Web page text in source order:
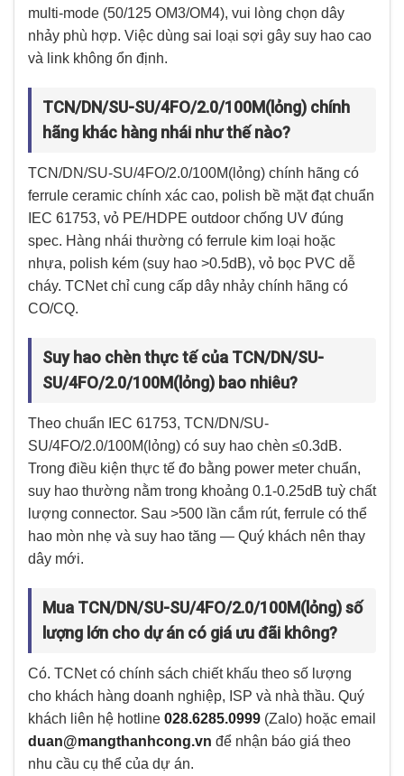
multi-mode (50/125 OM3/OM4), vui lòng chọn dây
nhảy phù hợp. Việc dùng sai loại sợi gây suy hao cao
và link không ổn định.
TCN/DN/SU-SU/4FO/2.0/100M(lỏng) chính
hãng khác hàng nhái như thế nào?
TCN/DN/SU-SU/4FO/2.0/100M(lỏng) chính hãng có
ferrule ceramic chính xác cao, polish bề mặt đạt chuẩn
IEC 61753, vỏ PE/HDPE outdoor chống UV đúng
spec. Hàng nhái thường có ferrule kim loại hoặc
nhựa, polish kém (suy hao >0.5dB), vỏ bọc PVC dễ
cháy. TCNet chỉ cung cấp dây nhảy chính hãng có
CO/CQ.
Suy hao chèn thực tế của TCN/DN/SU-
SU/4FO/2.0/100M(lỏng) bao nhiêu?
Theo chuẩn IEC 61753, TCN/DN/SU-
SU/4FO/2.0/100M(lỏng) có suy hao chèn ≤0.3dB.
Trong điều kiện thực tế đo bằng power meter chuẩn,
suy hao thường nằm trong khoảng 0.1-0.25dB tuỳ chất
lượng connector. Sau >500 lần cắm rút, ferrule có thể
hao mòn nhẹ và suy hao tăng — Quý khách nên thay
dây mới.
Mua TCN/DN/SU-SU/4FO/2.0/100M(lỏng) số
lượng lớn cho dự án có giá ưu đãi không?
Có. TCNet có chính sách chiết khấu theo số lượng
cho khách hàng doanh nghiệp, ISP và nhà thầu. Quý
khách liên hệ hotline 028.6285.0999 (Zalo) hoặc email
duan@mangthanhcong.vn để nhận báo giá theo
nhu cầu cụ thể của dự án.